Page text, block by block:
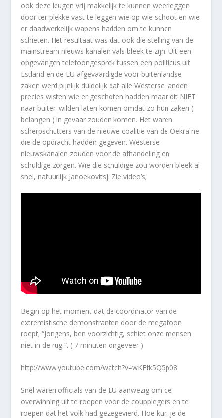
ook deze leugen vrij makkelijk te kunnen weerleggen
door ter plekke vast te leggen wie op wie schoot en wie
er daadwerkelijk wapens hadden om te kunnen
schieten. Het resultaat was dat ook die stelling van de
mainstream nieuws kanalen vals bleek te zijn. Uit een
opgevangen telefoongesprek tussen een politicus uit
Estland en de EU afgevaardigde voor buitenlandse
zaken werd pijnlijk duidelijk dat alle Westerse landen
precies wisten wie er geschoten hadden maar dit NIET
naar buiten wilden laten komen omdat zo hun zaken (
belangen ) in gevaar zouden komen. Het waren
scherpschutters van de nieuwe coalitie van de Oekraïne
die de opdracht hadden gegeven. Westerse
nieuwskanalen zouden voor de afhandeling en
schuldige zorgen. Wie die schuldige zou worden bleek al
snel, natuurlijk Janoekovitsj. Zie video’s;
Begin op het moment dat de coördinator van de
extremistische demonstranten door de megafoon
roept; “Jongens, ben voorzichtig, schiet onze mensen
niet in de rug “. ( 7 minuten ongeveer )
http://www.youtube.com/watch?v=wKFfk5Q5p08
Snel waren officials van de EU aanwezig om de
overwinning uit te roepen voor de coupplegers en te
roepen dat het volk had gezegevierd. Hoe kun je de